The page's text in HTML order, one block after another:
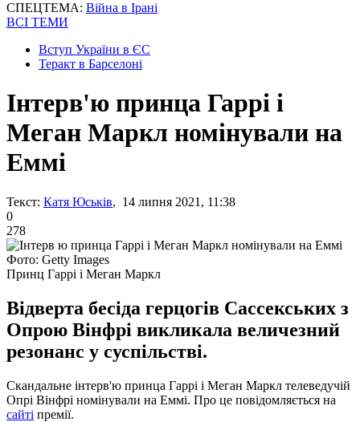
СПЕЦТЕМА: Війна в Ірані
ВСІ ТЕМИ
Вступ України в ЄС
Теракт в Барселоні
Інтерв'ю принца Гаррі і
Меган Маркл номінували на
Еммі
Текст: Катя Юськів, 14 липня 2021, 11:38
0
278
Фото: Getty Images
Принц Гаррі і Меган Маркл
Відверта бесіда герцогів Сассекських з
Опрою Вінфрі викликала величезний
резонанс у суспільстві.
Скандальне інтерв'ю принца Гаррі і Меган Маркл телеведучій
Опрі Вінфрі номінували на Еммі. Про це повідомляється на
сайті премії.